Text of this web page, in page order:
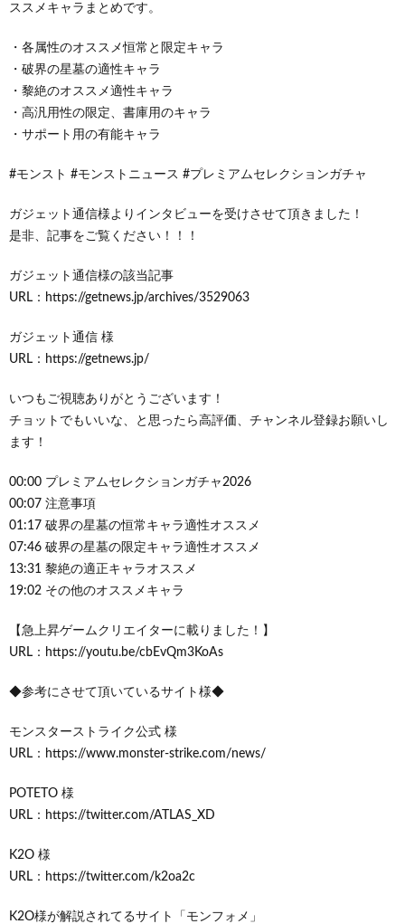
ススメキャラまとめです。
・各属性のオススメ恒常と限定キャラ
・破界の星墓の適性キャラ
・黎絶のオススメ適性キャラ
・高汎用性の限定、書庫用のキャラ
・サポート用の有能キャラ
#モンスト #モンストニュース #プレミアムセレクションガチャ
ガジェット通信様よりインタビューを受けさせて頂きました！
是非、記事をご覧ください！！！
ガジェット通信様の該当記事
URL：https://getnews.jp/archives/3529063
ガジェット通信 様
URL：https://getnews.jp/
いつもご視聴ありがとうございます！
チョットでもいいな、と思ったら高評価、チャンネル登録お願いし
ます！
00:00 プレミアムセレクションガチャ2026
00:07 注意事項
01:17 破界の星墓の恒常キャラ適性オススメ
07:46 破界の星墓の限定キャラ適性オススメ
13:31 黎絶の適正キャラオススメ
19:02 その他のオススメキャラ
【急上昇ゲームクリエイターに載りました！】
URL：https://youtu.be/cbEvQm3KoAs
◆参考にさせて頂いているサイト様◆
モンスターストライク公式 様
URL：https://www.monster-strike.com/news/
POTETO 様
URL：https://twitter.com/ATLAS_XD
K2O 様
URL：https://twitter.com/k2oa2c
K2O様が解説されてるサイト「モンフォメ」